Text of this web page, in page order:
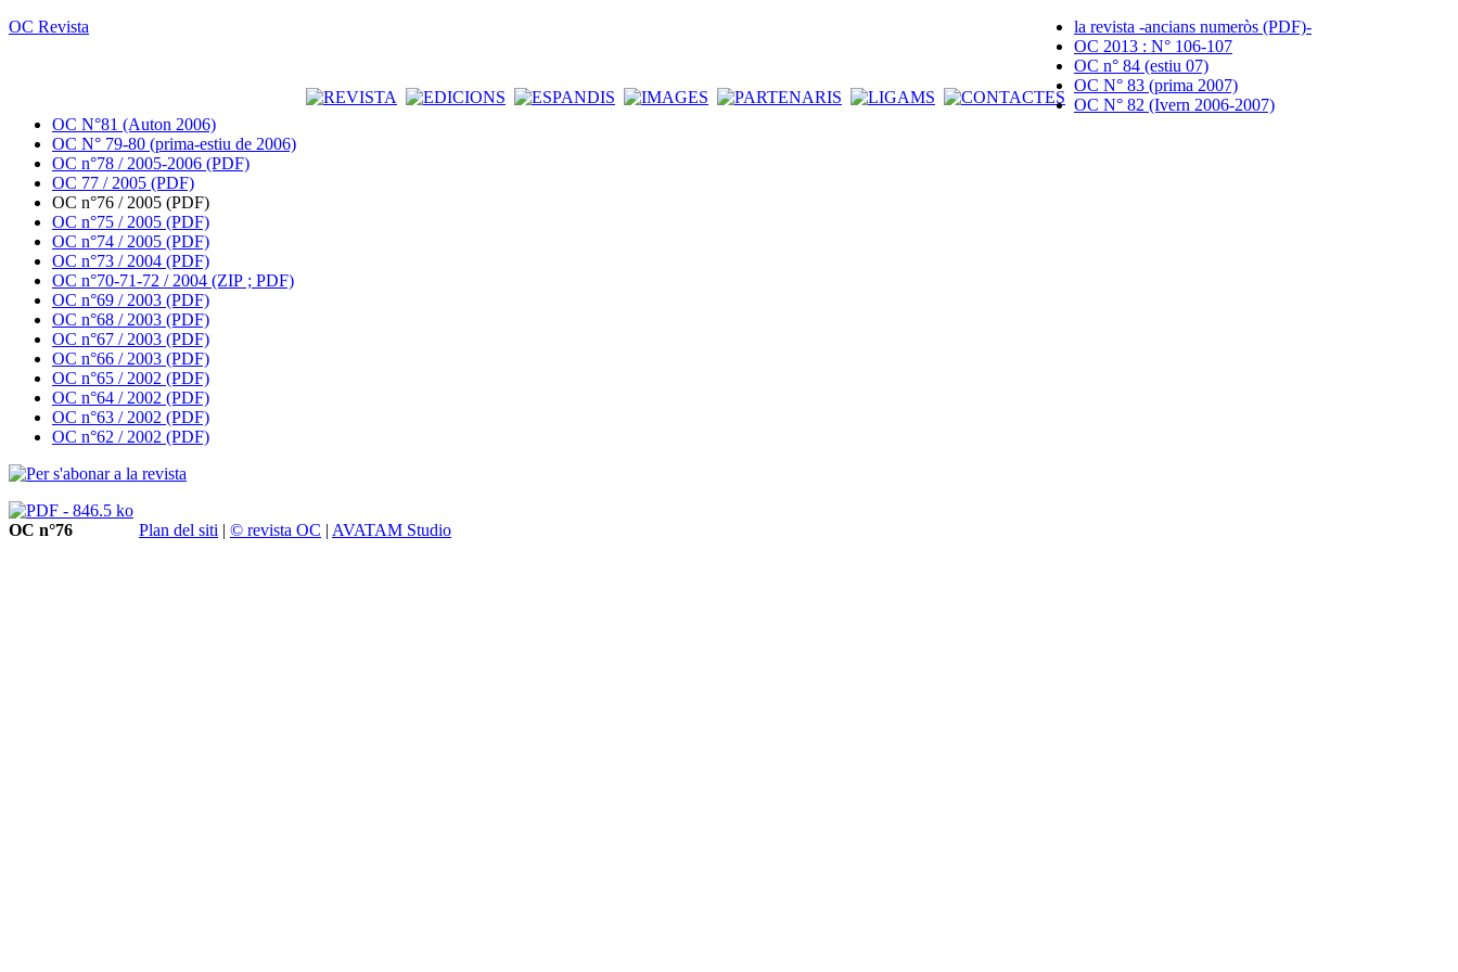
OC Revista
la revista -ancians numeròs (PDF)-
OC 2013 : N° 106-107
OC n° 84 (estiu 07)
OC N° 83 (prima 2007)
OC N° 82 (Ivern 2006-2007)
OC N°81 (Auton 2006)
OC N° 79-80 (prima-estiu de 2006)
OC n°78 / 2005-2006 (PDF)
OC 77 / 2005 (PDF)
OC n°76 / 2005 (PDF)
OC n°75 / 2005 (PDF)
OC n°74 / 2005 (PDF)
OC n°73 / 2004 (PDF)
OC n°70-71-72 / 2004 (ZIP ; PDF)
OC n°69 / 2003 (PDF)
OC n°68 / 2003 (PDF)
OC n°67 / 2003 (PDF)
OC n°66 / 2003 (PDF)
OC n°65 / 2002 (PDF)
OC n°64 / 2002 (PDF)
OC n°63 / 2002 (PDF)
OC n°62 / 2002 (PDF)
OC n°76 Plan del siti | © revista OC | AVATAM Studio